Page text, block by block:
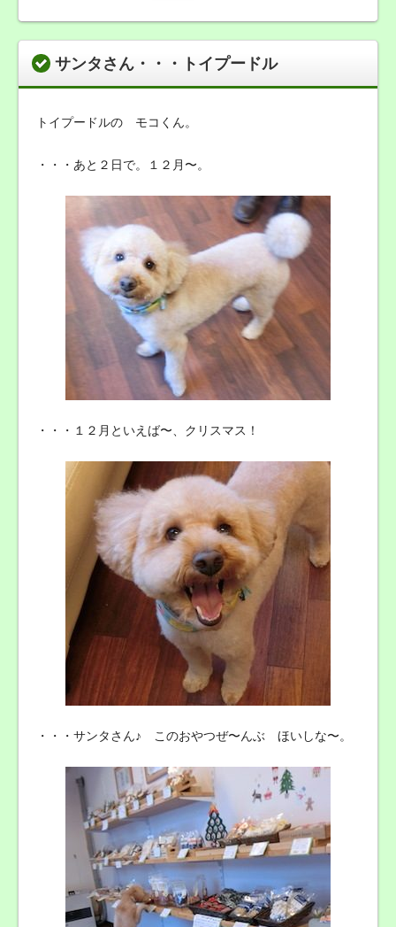
サンタさん・・・トイプードル
トイプードルの モコくん。
・・・あと２日で。１２月〜。
・・・１２月といえば〜、クリスマス！
・・・サンタさん♪ このおやつぜ〜んぶ ほいしな〜。